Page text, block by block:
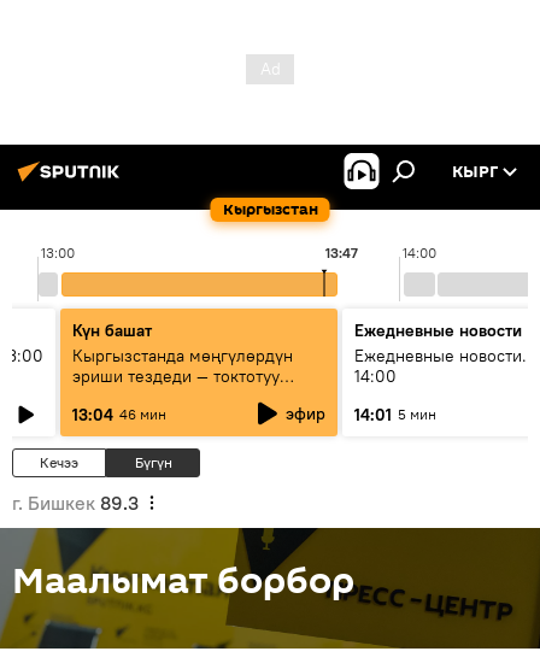
Кыргызстан
КЫРГ
13:00 14:00
13:47
Күн башат
Кыргызстанда мөңгүлөрдүн
эриши тездеди — токтотуу
13:04 46 мин эфир
Ежедневные новости
Ежедневные новости.
14:00
14:01 5 мин
Кечээ Бүгүн
г. Бишкек 89.3
Маалымат борбор